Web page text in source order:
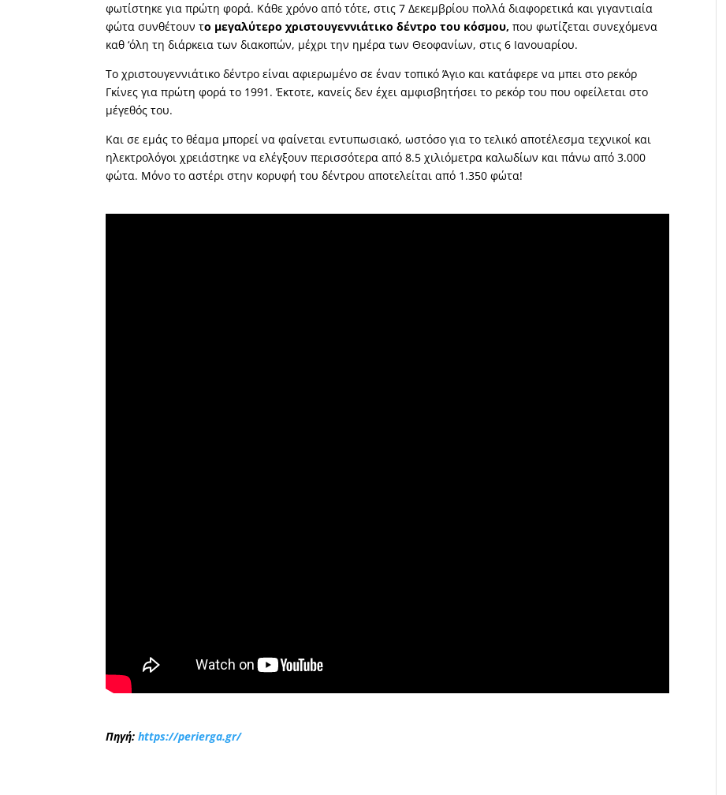
φωτίστηκε για πρώτη φορά. Κάθε χρόνο από τότε, στις 7 Δεκεμβρίου πολλά διαφορετικά και γιγαντιαία
φώτα συνθέτουν το μεγαλύτερο χριστουγεννιάτικο δέντρο του κόσμου, που φωτίζεται συνεχόμενα
καθ ‘όλη τη διάρκεια των διακοπών, μέχρι την ημέρα των Θεοφανίων, στις 6 Ιανουαρίου.
Το χριστουγεννιάτικο δέντρο είναι αφιερωμένο σε έναν τοπικό Άγιο και κατάφερε να μπει στο ρεκόρ
Γκίνες για πρώτη φορά το 1991. Έκτοτε, κανείς δεν έχει αμφισβητήσει το ρεκόρ του που οφείλεται στο
μέγεθός του.
Και σε εμάς το θέαμα μπορεί να φαίνεται εντυπωσιακό, ωστόσο για το τελικό αποτέλεσμα τεχνικοί και
ηλεκτρολόγοι χρειάστηκε να ελέγξουν περισσότερα από 8.5 χιλιόμετρα καλωδίων και πάνω από 3.000
φώτα. Μόνο το αστέρι στην κορυφή του δέντρου αποτελείται από 1.350 φώτα!
Πηγή:https://perierga.gr/